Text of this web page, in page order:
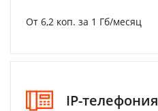
От 6,2 коп. за 1 Гб/месяц
IP-телефония